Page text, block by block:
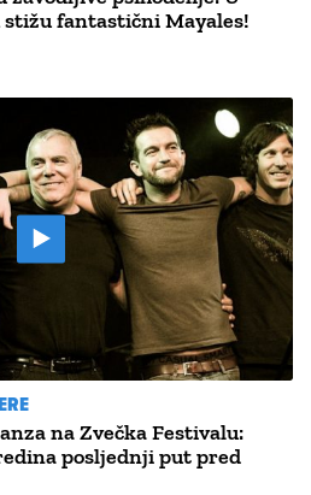
fantastični Mayales!
na Zvečka Festivalu:
posljednji put pred